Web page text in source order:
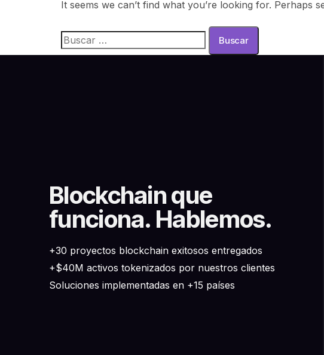
It seems we can’t find what you’re looking for. Perhaps
Blockchain que
funciona. Hablemos.
+30 proyectos blockchain exitosos entregados
+$40M activos tokenizados por nuestros clientes
Soluciones implementadas en +15 países